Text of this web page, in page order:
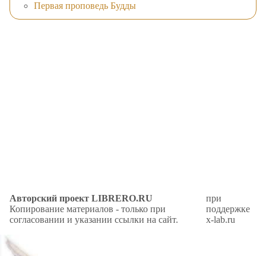
Первая проповедь Будды
Авторский проект LIBRERO.RU
Копирование материалов - только при
согласовании и указании ссылки на сайт.
при
поддержке
x-lab.ru